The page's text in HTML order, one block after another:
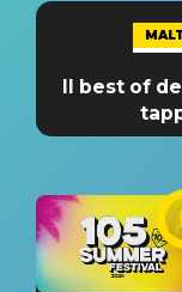
Il best of